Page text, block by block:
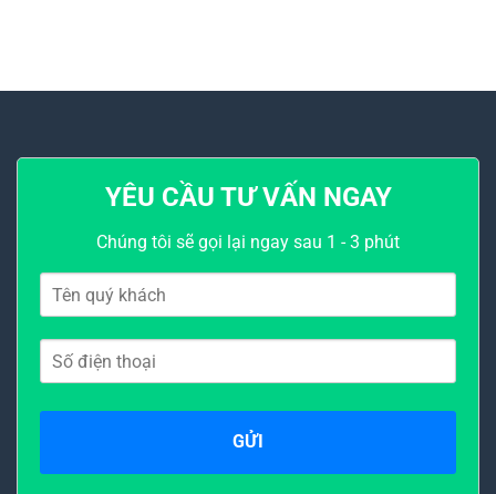
YÊU CẦU TƯ VẤN NGAY
Chúng tôi sẽ gọi lại ngay sau 1 - 3 phút